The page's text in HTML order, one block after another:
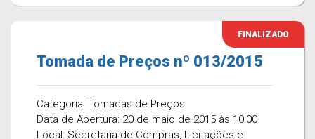
FINALIZADO
Tomada de Preços nº 013/2015
Categoria: Tomadas de Preços
Data de Abertura: 20 de maio de 2015 às 10:00
Local: Secretaria de Compras, Licitações e